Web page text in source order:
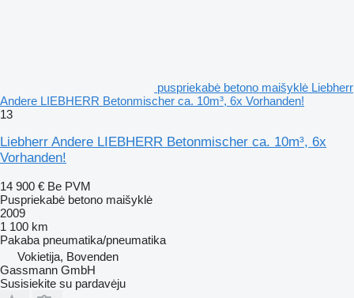
puspriekabė betono maišyklė Liebherr
Andere LIEBHERR Betonmischer ca. 10m³, 6x Vorhanden!
13
Liebherr Andere LIEBHERR Betonmischer ca. 10m³, 6x
Vorhanden!
14 900 € Be PVM
Puspriekabė betono maišyklė
2009
1 100 km
Pakaba pneumatika/pneumatika
Vokietija, Bovenden
Gassmann GmbH
Susisiekite su pardavėju